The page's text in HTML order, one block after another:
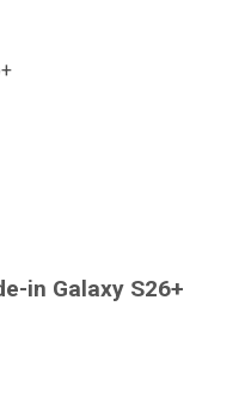
in Galaxy S26+